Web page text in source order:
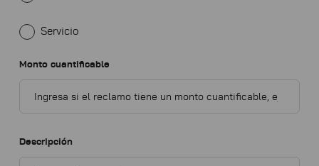
Servicio
Monto cuantificable
Descripción